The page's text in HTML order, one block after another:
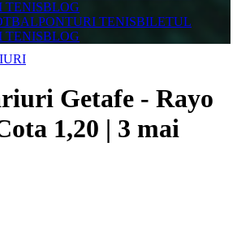
TENISBLOG
PONTURI TENISBILETUL
TENISBLOG
Getafe - Rayo
1,20 | 3 mai